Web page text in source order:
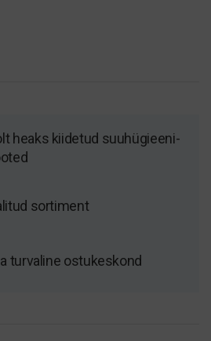
heaks kiidetud suuhügieeni-
sortiment
turvaline ostukeskond